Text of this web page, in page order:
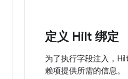
定义 Hilt 绑定
为了执行字段注入，
赖项提供所需的信息。